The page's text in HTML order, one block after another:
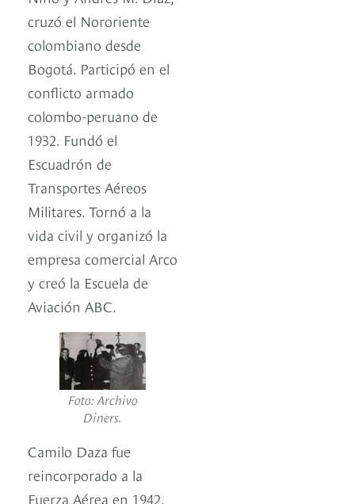
cruzó el Nororiente
colombiano desde
Bogotá. Participó en el
conflicto armado
colombo-peruano de
1932. Fundó el
Escuadrón de
Transportes Aéreos
Militares. Tornó a la
vida civil y organizó la
empresa comercial Arco
y creó la Escuela de
Aviación ABC.
Foto: Archivo
Diners.
Camilo Daza fue
reincorporado a la
Fuerza Aérea en 1942,